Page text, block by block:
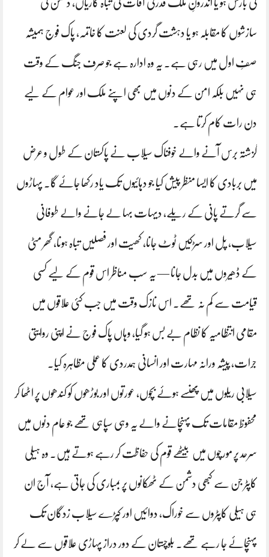
کی بارش ہو یا اندرونِ ملک قدرتی آفات کی تباہ کاریاں، دشمن کی
سازشوں کا مقابلہ ہو یا دہشت گردی کی لعنت کا خاتمہ، پاک فوج ہمیشہ
صفِ اول میں رہی ہے۔ یہ وہ ادارہ ہے جو صرف جنگ کے وقت
ہی نہیں بلکہ امن کے دنوں میں بھی اپنے ملک اور عوام کے لیے
دن رات کام کرتا ہے۔
گزشتہ برس آنے والے خوفناک سیلاب نے پاکستان کے طول و عرض
میں بربادی کا ایسا منظر پیش کیا جو دہائیوں تک یاد رکھا جائے گا۔ پہاڑوں
سے گرتے پانی کے ریلے، دیہات بہا لے جانے والے طوفانی
سیلاب، پل اور سڑکیں ٹوٹ جانا، کھیت اور فصلیں تباہ ہونا، گھر مٹی
کے ڈھیروں میں بدل جانا — یہ سب مناظر اس قوم کے لیے کسی
قیامت سے کم نہ تھے۔ اس نازک وقت میں جب کئی علاقوں میں
مقامی انتظامیہ کا نظام بے بس ہو گیا، وہاں پاک فوج نے اپنی روایتی
جرات، پیشہ ورانہ مہارت اور انسانی ہمدردی کا عملی مظاہرہ کیا۔
سیلابی ریلوں میں پھنسے ہوئے بچوں، عورتوں اور بوڑھوں کو کندھوں پر اٹھا کر
محفوظ مقامات تک پہنچانے والے یہ وہی سپاہی تھے جو عام دنوں میں
سرحد پر مورچوں میں بیٹھے قوم کی حفاظت کر رہے ہوتے ہیں۔ وہ ہیلی
کاپٹر جن سے کبھی دشمن کے ٹھکانوں پر بمباری کی جاتی ہے، آج ان
ہی ہیلی کاپٹروں سے خوراک، دوائیں اور کپڑے سیلاب زدگان تک
پہنچائے جا رہے تھے۔ بلوچستان کے دور دراز پہاڑی علاقوں سے لے کر